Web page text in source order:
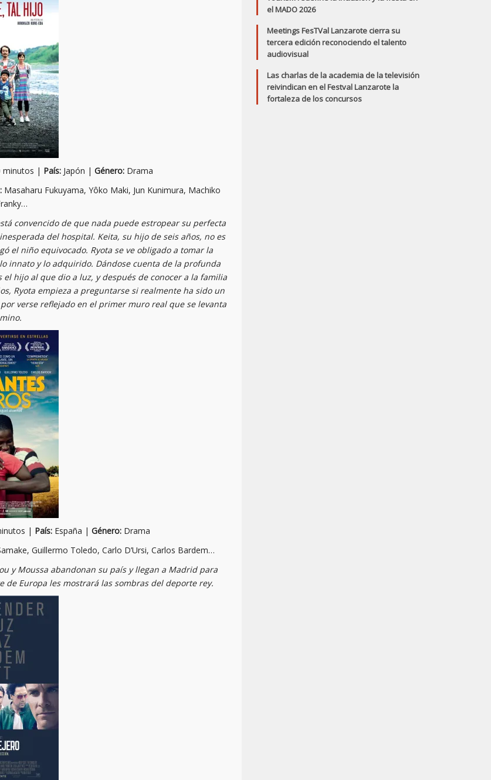
| País:Japón | Género:Drama
Masaharu Fukuyama, Yôko Maki, Jun Kunimura, Machiko
convencido de que nada puede estropear su perfecta
del hospital. Keita, su hijo de seis años, no es
el niño equivocado. Ryota se ve obligado a tomar la
innato y lo adquirido. Dándose cuenta de la profunda
hijo al que dio a luz, y después de conocer a la familia
Ryota empieza a preguntarse si realmente ha sido un
verse reflejado en el primer muro real que se levanta
| País:España | Género:Drama
Guillermo Toledo, Carlo D’Ursi, Carlos Bardem…
y Moussa abandonan su país y llegan a Madrid para
Europa les mostrará las sombras del deporte rey.
el MADO 2026
Meetings FesTVal Lanzarote cierra su
tercera edición reconociendo el talento
audiovisual
Las charlas de la academia de la televisión
reivindican en el Festval Lanzarote la
fortaleza de los concursos